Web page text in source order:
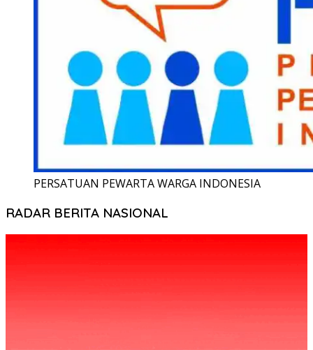
PERSATUAN PEWARTA WARGA INDONESIA
RADAR BERITA NASIONAL